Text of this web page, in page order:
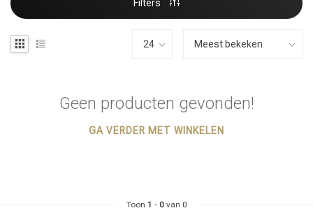
Filters
Geen producten gevonden!
GA VERDER MET WINKELEN
Toon 1 - 0van 0